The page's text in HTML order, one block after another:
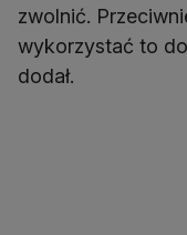
zwolnić.
wykorzystać to
dodał.